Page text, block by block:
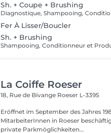
Sh. + Coupe + Brushing
Fer À Lisser/Boucler
Sh. + Brushing
La Coiffe Roeser
18, Rue de Bivange Roeser L-3395
Eröffnet im September des Jahres
MitarbeiterInnen in Roeser
private Parkmöglichkeiten...